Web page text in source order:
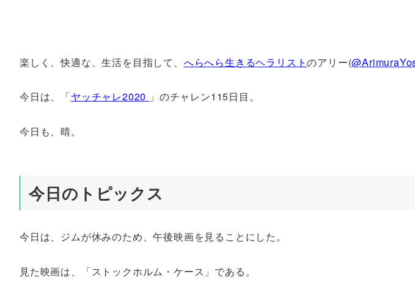
楽しく、快適な、生活を目指して、 へらへら生きるヘラリストのアリー(
今日は、「ヤッチャレ2020 」のチャレン115日目。
今日も、晴。
今日のトピックス
今日は、ジムが休みのため、午後映画を見ることにした。
見た映画は、「ストックホルム・ケース」である。